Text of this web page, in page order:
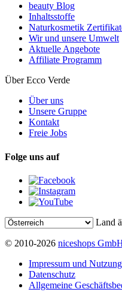
beauty Blog
Inhaltsstoffe
Naturkosmetik
Wir und unsere Umwelt
Aktuelle Angebote
Affiliate Programm
Über Ecco Verde
Über uns
Unsere Gruppe
Kontakt
Freie Jobs
Folge uns auf
Land
© 2010-2026 niceshops
Impressum und
Datenschutz
Allgemeine